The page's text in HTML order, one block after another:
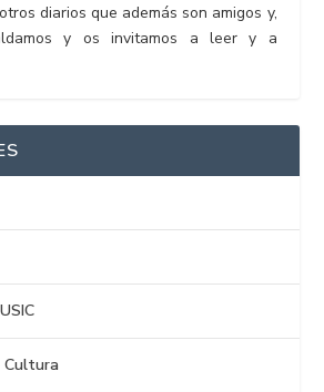
diarios que además son amigos y,
y os invitamos a leer y a
Cultura